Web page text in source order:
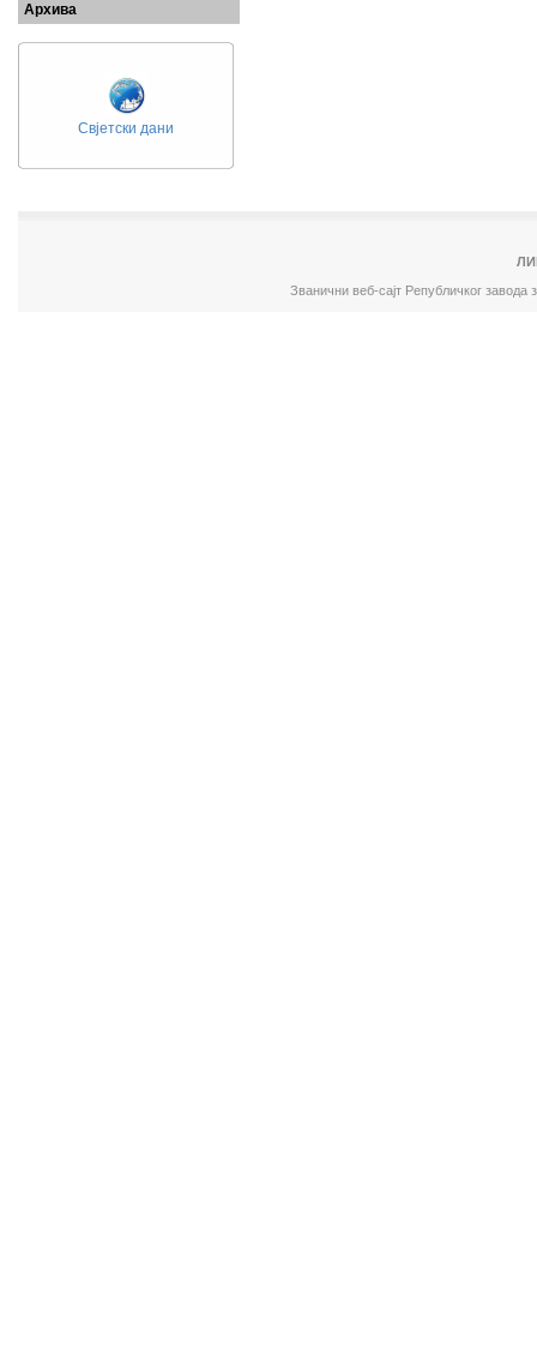
Архива
Свјетски дани
Званични веб-сајт Републичког